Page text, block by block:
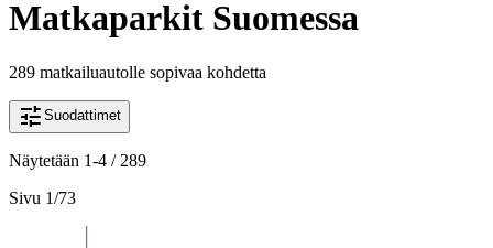
Matkaparkit Suomessa
289 matkailuautolle sopivaa kohdetta
tune Suodattimet
Näytetään 1-4 / 289
Sivu 1/73